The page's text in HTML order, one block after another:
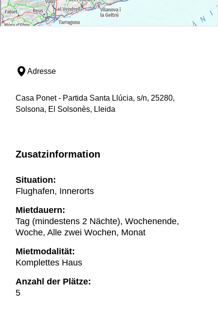
Adresse
Casa Ponet - Partida Santa Llúcia, s/n, 25280,
Solsona, El Solsonès, Lleida
Zusatzinformation
Situation:
Flughafen, Innerorts
Mietdauern:
Tag (mindestens 2 Nächte), Wochenende,
Woche, Alle zwei Wochen, Monat
Mietmodalität:
Komplettes Haus
Anzahl der Plätze:
5